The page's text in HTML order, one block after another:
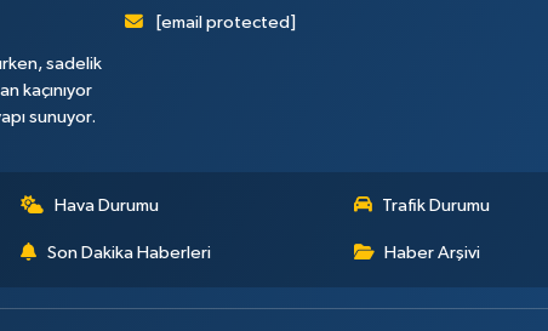
sadelik
kaçınıyor
sunuyor.
[email protected]
Hava Durumu Trafik Durumu
Son Dakika Haberleri Haber Arşivi